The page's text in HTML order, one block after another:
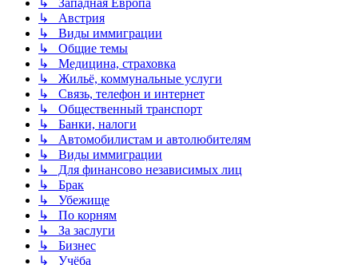
↳ Австрия
↳ Виды иммиграции
↳ Общие темы
↳ Медицина, страховка
↳ Жильё, коммунальные услуги
↳ Связь, телефон и интернет
↳ Общественный транспорт
↳ Банки, налоги
↳ Автомобилистам и автолюбителям
↳ Виды иммиграции
↳ Для финансово независимых лиц
↳ Брак
↳ Убежище
↳ По корням
↳ За заслуги
↳ Бизнес
↳ Учёба